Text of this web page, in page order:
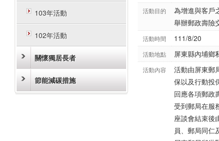
103年活動
102年活動
關懷獨居長者
節能減碳措施
活動目的
為增進與客戶
舉辦郵政壽險
活動時間 111/8/20
活動地點 屏東縣內埔鄉
活動內容
活動由屏東郵
保以及行動投
回應各項郵政
受到郵局在服
座談會結束後
員、郵局同仁